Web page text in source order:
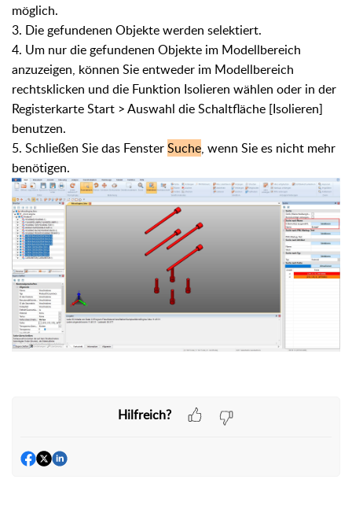
möglich.
3. Die gefundenen Objekte werden selektiert.
4. Um nur die gefundenen Objekte im Modellbereich
anzuzeigen, können Sie entweder im Modellbereich
rechtsklicken und die Funktion Isolieren wählen oder in der
Registerkarte Start > Auswahl die Schaltfläche [Isolieren]
benutzen.
5. Schließen Sie das FensterSuche, wenn Sie es nicht mehr
benötigen.
Hilfreich?